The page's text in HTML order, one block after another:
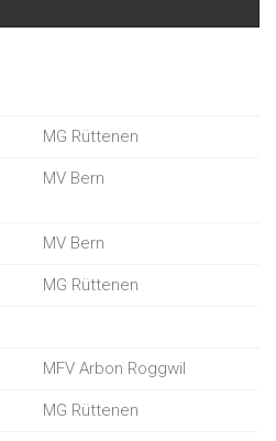
MG Rüttenen
MV Bern
MV Bern
MG Rüttenen
MFV Arbon Roggwil
MG Rüttenen